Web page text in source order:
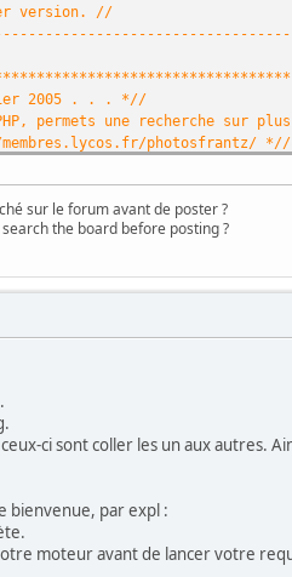
version. //
2005 . . . *//
permets une recherche sur
photosfrantz/ *//
avec Coppermine, *//
COPPERMINE EN
forum/index.php?board=38.0
0
);
sur le forum avant de poster ?
search the board before posting ?
ci sont coller les un aux autres.
bienvenue, par expl :
moteur avant de lancer votre